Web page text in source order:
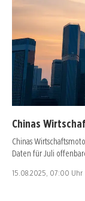
Chinas
Chinas
Daten für Juli
15.08.2025, 07:00 Uhr